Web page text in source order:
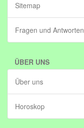
Sitemap
Fragen und Antworten
ÜBER UNS
Über uns
Horoskop